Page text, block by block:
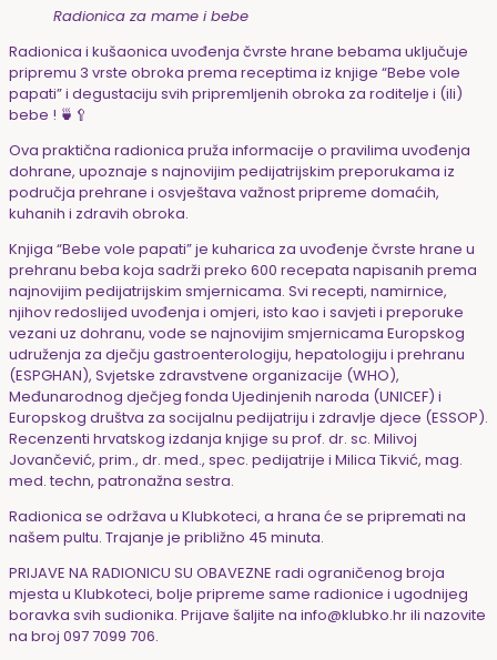
Radionica za mame i bebe
Radionica i kušaonica uvođenja čvrste hrane bebama uključuje
pripremu 3 vrste obroka prema receptima iz knjige “Bebe vole
papati” i degustaciju svih pripremljenih obroka za roditelje i (ili)
bebe ! 🍵🥄
Ova praktična radionica pruža informacije o pravilima uvođenja
dohrane, upoznaje s najnovijim pedijatrijskim preporukama iz
područja prehrane i osvještava važnost pripreme domaćih,
kuhanih i zdravih obroka.
Knjiga “Bebe vole papati” je kuharica za uvođenje čvrste hrane u
prehranu beba koja sadrži preko 600 recepata napisanih prema
najnovijim pedijatrijskim smjernicama. Svi recepti, namirnice,
njihov redoslijed uvođenja i omjeri, isto kao i savjeti i preporuke
vezani uz dohranu, vode se najnovijim smjernicama Europskog
udruženja za dječju gastroenterologiju, hepatologiju i prehranu
(ESPGHAN), Svjetske zdravstvene organizacije (WHO),
Međunarodnog dječjeg fonda Ujedinjenih naroda (UNICEF) i
Europskog društva za socijalnu pedijatriju i zdravlje djece (ESSOP).
Recenzenti hrvatskog izdanja knjige su prof. dr. sc. Milivoj
Jovančević, prim., dr. med., spec. pedijatrije i Milica Tikvić, mag.
med. techn, patronažna sestra.
Radionica se održava u Klubkoteci, a hrana će se pripremati na
našem pultu. Trajanje je približno 45 minuta.
PRIJAVE NA RADIONICU SU OBAVEZNE radi ograničenog broja
mjesta u Klubkoteci, bolje pripreme same radionice i ugodnijeg
boravka svih sudionika. Prijave šaljite na info@klubko.hr ili nazovite
na broj 097 7099 706.